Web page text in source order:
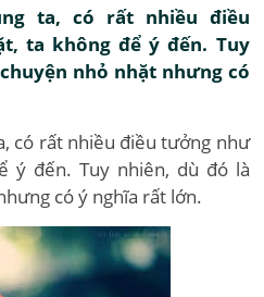
ta, có rất nhiều điều
ta không để ý đến. Tuy
nhỏ nhặt nhưng có
có rất nhiều điều tưởng như
ý đến. Tuy nhiên, dù đó là
có ý nghĩa rất lớn.